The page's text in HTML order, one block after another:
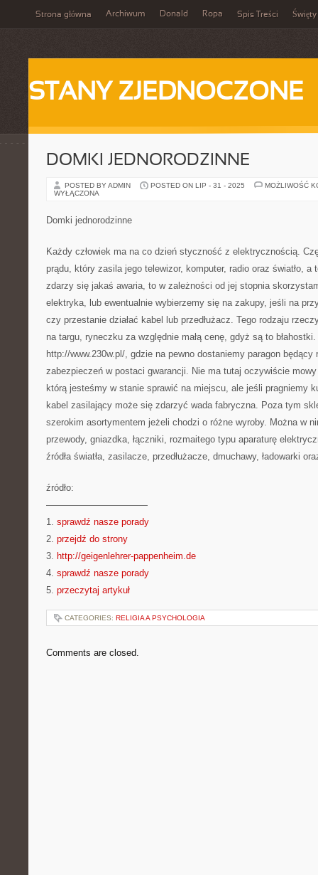
Strona główna Archiwum Donald Ropa Spis Treści Święty
STANY ZJEDNOCZONE
DOMKI JEDNORODZINNE
POSTED BY ADMIN POSTED ON LIP - 31 - 2025
MOŻLIWOŚĆ
WYŁĄCZONA
Domki jednorodzinne
Każdy człowiek ma na co dzień styczność z elektrycznością.
prądu, który zasila jego telewizor, komputer, radio oraz światło, a
zdarzy się jakaś awaria, to w zależności od jej stopnia
elektryka, lub ewentualnie wybierzemy się na zakupy, jeśli na
czy przestanie działać kabel lub przedłużacz. Tego rodzaju
na targu, ryneczku za względnie małą cenę, gdyż są to
http://www.230w.pl/, gdzie na pewno dostaniemy paragon
zabezpieczeń w postaci gwarancji. Nie ma tutaj oczywiście
którą jesteśmy w stanie sprawić na miejscu, ale jeśli pragniemy
kabel zasilający może się zdarzyć wada fabryczna. Poza tym
szerokim asortymentem jeżeli chodzi o różne wyroby. Można w
przewody, gniazdka, łączniki, rozmaitego typu aparaturę
źródła światła, zasilacze, przedłużacze, dmuchawy, ładowarki
źródło:
———————————
1. sprawdź nasze porady
2. przejdź do strony
3. http://geigenlehrer-pappenheim.de
4. sprawdź nasze porady
5. przeczytaj artykuł
CATEGORIES: RELIGIA A PSYCHOLOGIA
Comments are closed.